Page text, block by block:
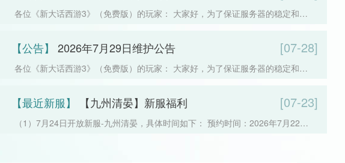
各位《新大话西游3》（免费版）的玩家： 大家好，为了保证服务器的稳定和服
每周例行的维护工作，维护时间为早上08:00-10:00，同时，本次停机还将发布
[07-28]
【公告】 2026年7月29日维护公告
各位《新大话西游3》（免费版）的玩家： 大家好，为了保证服务器的稳定和服
每周例行的维护工作，维护时间为早上08:00-10:00，同时，本次停机还将发布
[07-23]
【最近新服】 【九州清晏】新服福利
（1）7月24日开放新服-九州清晏，具体时间如下： 预约时间：2026年7月22日